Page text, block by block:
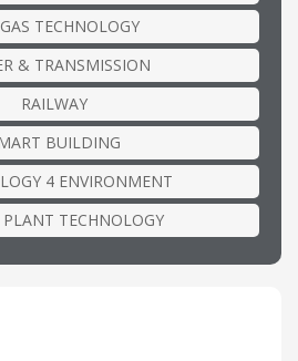
TECHNOLOGY
& TRANSMISSION
RAILWAY
BUILDING
4 ENVIRONMENT
TECHNOLOGY